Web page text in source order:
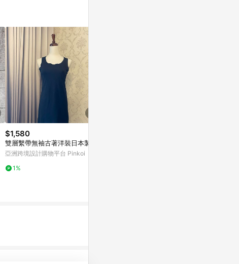
$1,580
雙層繫帶無袖古著洋裝日本製
亞洲跨境設計購物平台 Pinkoi
1%